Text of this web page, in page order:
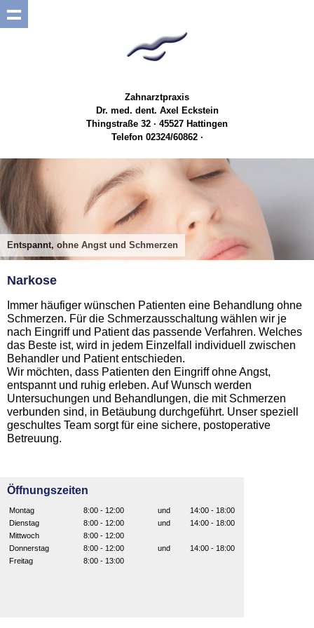
Zahnarztpraxis
Dr. med. dent. Axel Eckstein
Thingstraße 32 · 45527 Hattingen
Telefon 02324/60862 ·
Entspannt, ohne Angst und Schmerzen
Narkose
Immer häufiger wünschen Patienten eine Behandlung ohne
Schmerzen. Für die Schmerzausschaltung wählen wir je
nach Eingriff und Patient das passende Verfahren. Welches
das Beste ist, wird in jedem Einzelfall individuell zwischen
Behandler und Patient entschieden.
Wir möchten, dass Patienten den Eingriff ohne Angst,
entspannt und ruhig erleben. Auf Wunsch werden
Untersuchungen und Behandlungen, die mit Schmerzen
verbunden sind, in Betäubung durchgeführt. Unser speziell
geschultes Team sorgt für eine sichere, postoperative
Betreuung.
Öffnungszeiten
Montag 8:00 - 12:00 und
14:00 - 18:00
Dienstag
8:00 - 12:00 und
14:00 - 18:00
Mittwoch
8:00 - 12:00
Donnerstag
8:00 - 12:00 und
14:00 - 18:00
Freitag
8:00 - 13:00